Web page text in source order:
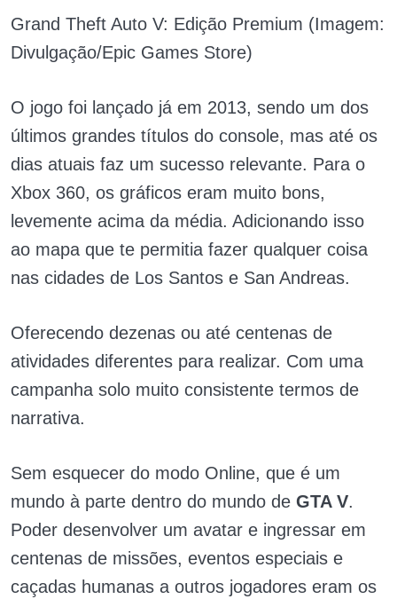
Grand Theft Auto V: Edição Premium (Imagem:
Divulgação/Epic Games Store)
O jogo foi lançado já em 2013, sendo um dos
últimos grandes títulos do console, mas até os
dias atuais faz um sucesso relevante. Para o
Xbox 360, os gráficos eram muito bons,
levemente acima da média. Adicionando isso
ao mapa que te permitia fazer qualquer coisa
nas cidades de Los Santos e San Andreas.
Oferecendo dezenas ou até centenas de
atividades diferentes para realizar. Com uma
campanha solo muito consistente termos de
narrativa.
Sem esquecer do modo Online, que é um
mundo à parte dentro do mundo de GTA V.
Poder desenvolver um avatar e ingressar em
centenas de missões, eventos especiais e
caçadas humanas a outros jogadores eram os